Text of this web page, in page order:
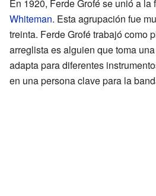
En 1920, Ferde Grofé se unió a la
Whiteman. Esta agrupación fue
treinta. Ferde Grofé trabajó como
arreglista es alguien que toma
adapta para diferentes
en una persona clave para la